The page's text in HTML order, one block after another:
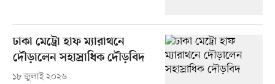
ঢাকা মেট্রো হাফ ম্যারাথনে
দৌড়ালেন সহাস্রাধিক দৌড়বিদ
১৮ জুলাই ২০২৬